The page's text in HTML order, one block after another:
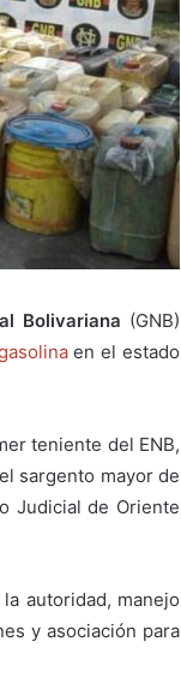
Bolivariana (GNB)
en el estado
teniente del ENB,
sargento mayor de
Judicial de Oriente
autoridad, manejo
y asociación para